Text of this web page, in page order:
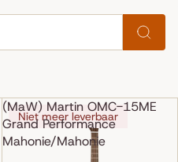
(MaW) Martin OMC-15ME
Grand Performance
Mahonie/Mahonie
Niet meer leverbaar